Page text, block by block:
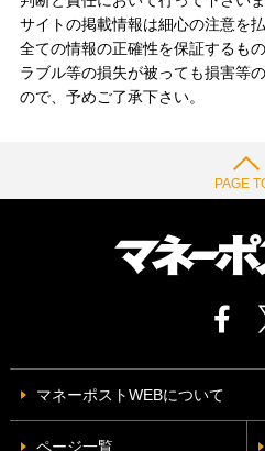
サイトの掲載情報は細心の注意を
全ての情報の正確性を保証するも
ラブル等の損失が被っても損害等
ので、予めご了承下さい。
PAGE
マネーポストWEBについて
ページ一覧